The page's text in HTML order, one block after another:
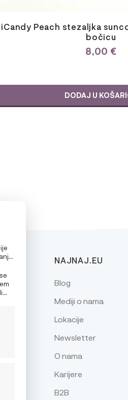
iCandy Peach stezaljka
bočicu
8,00 €
DODAJ U
NAJNAJ.EU
Blog
Mediji o nama
Lokacije
Newsletter
O nama
Karijere
B2B